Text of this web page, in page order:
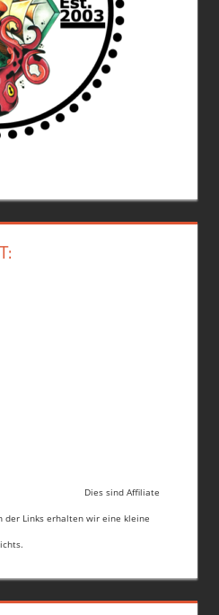
Dies sind Affiliate
der Links erhalten wir eine kleine